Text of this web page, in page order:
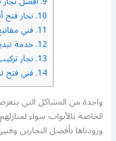
10. نجار فتح
11. فني
12. خدمة
13. نجار
14. فني فتح
واحدة من المشاكل التي
الخاصة بالأبواب سواء
وزودناها بأفضل النجارين